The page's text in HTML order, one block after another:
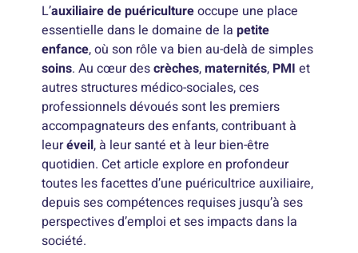
L’auxiliaire de puéricultureoccupe une place
essentielle dans le domaine de lapetite
enfance, où son rôle va bien au-delà de simples
soins. Au cœur descrèches,maternités, PMI et
autres structures médico-sociales, ces
professionnels dévoués sont les premiers
accompagnateurs des enfants, contribuant à
leuréveil, à leur santé et à leur bien-être
quotidien. Cet article explore en profondeur
toutes les facettes d’une puéricultrice auxiliaire,
depuis ses compétences requises jusqu’à ses
perspectives d’emploi et ses impacts dans la
société.